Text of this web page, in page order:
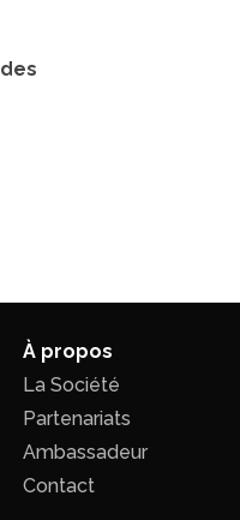
À propos
La Société
Partenariats
Ambassadeur
Contact